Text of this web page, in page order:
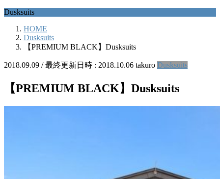
Dusksuits
HOME
Dusksuits
【PREMIUM BLACK】Dusksuits
2018.09.09 / 最終更新日時 : 2018.10.06 takuro Dusksuits
【PREMIUM BLACK】Dusksuits